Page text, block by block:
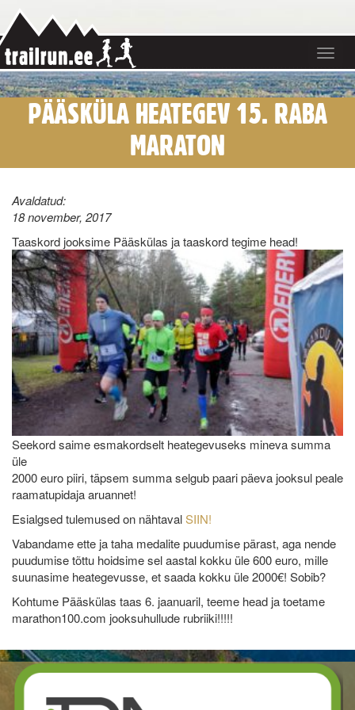
Toggle
PÄÄSKÜLA HEATEGEV 15. RABA
MARATON
Avaldatud:
18 november, 2017
Taaskord jooksime Pääskülas ja taaskord tegime head!
Seekord saime esmakordselt heategevuseks mineva summa
üle
2000 euro piiri, täpsem summa selgub paari päeva jooksul peale
raamatupidaja aruannet!
Esialgsed tulemused on nähtavalSIIN!
Vabandame ette ja taha medalite puudumise pärast, aga nende
puudumise tõttu hoidsime sel aastal kokku üle 600 euro, mille
suunasime heategevusse, et saada kokku üle 2000€! Sobib?
Kohtume Pääskülas taas 6. jaanuaril, teeme head ja toetame
marathon100.com jooksuhullude rubriiki!!!!!